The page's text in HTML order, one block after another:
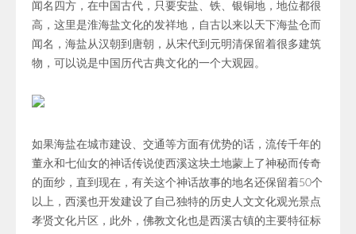
闻名四方，在中国古代，只要安盐、铁、银铜地，地位都很
高，这里是淮海盐文化的发祥地，自古以来以天下海盐仓而
闻名，海盐从汉朝到唐朝，从宋代到元明清保留着很多建筑
物，可以说是中国历代古典文化的一个大观园。
如果海盐在城市建设、交通等方面有优势的话，流传千年的
董永和七仙女的神话传说使西溪这块土地蒙上了神秘而传奇
的面纱，直到现在，有关这个神话故事的地名还保留着50个
以上，西溪也开发建设了自己独特的历史人文文化观光景点
孝贤文化片区，此外，佛教文化也是西溪古镇的主要特征标